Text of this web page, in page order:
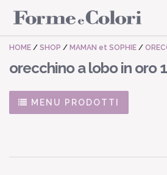
HOME / SHOP / MAMAN et SOPHIE /
orecchino a lobo in oro
MENU PRODOTTI